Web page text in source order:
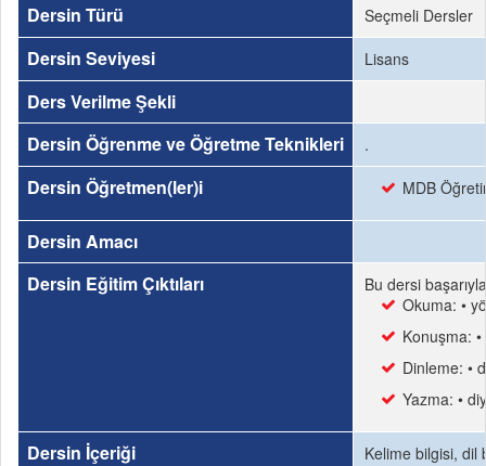
Dersin Türü Seçmeli Dersler
Dersin Seviyesi Lisans
Ders Verilme Şekli
Dersin Öğrenme ve Öğretme Teknikleri
.
Dersin Öğretmen(ler)i MDB
Dersin Amacı
Dersin Eğitim Çıktıları
Bu dersi
Okuma: •
Konuşma:
Dinleme: •
Yazma: •
Dersin İçeriği Kelime bilgisi, dil